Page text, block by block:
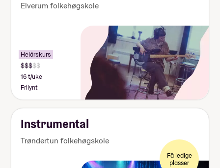
Elverum folkehøgskole
Helårskurs
16 t/uke
Frilynt
Instrumental
Trøndertun folkehøgskole
Få ledige
plasser